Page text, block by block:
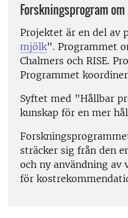
Forskningsprogram
Projektet är en del av
mjölk”. Programmet
Chalmers och RISE.
Programmet
Syftet med ”Hållbar
kunskap för en mer
sträcker sig från den
och ny användning
för